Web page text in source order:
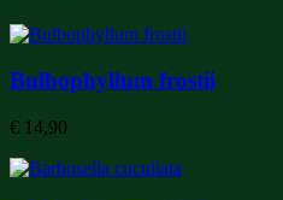
Bulbophyllum frostii
€ 14,90